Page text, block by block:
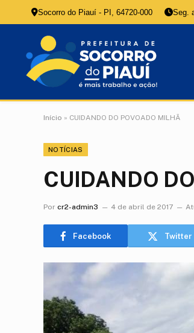
Socorro do Piauí - PI, 64720-000 Seg.
Início » CUIDANDO DO POVOADO MILHÃ
NOTÍCIAS
CUIDANDO
Por cr2-admin3 4 de abril de 2017
Facebook Twitter